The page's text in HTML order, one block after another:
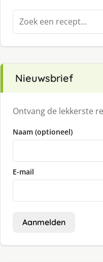
Zoeken
naar:
Nieuwsbrief
Ontvang de lekkerste
Naam (optioneel)
E-mail
Aanmelden